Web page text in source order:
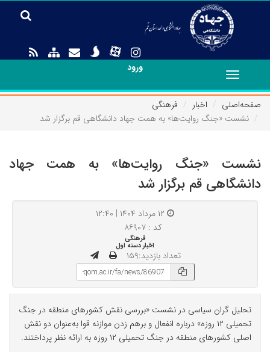
ورود
Toggle
navigation
صفحه‌اصلی
اخبار
فرهنگی
نشست «جنگ روایت‌ها» به همت جهاد دانشگاهی قم برگزار شد
نشست «جنگ روایت‌ها» به همت جهاد
دانشگاهی قم برگزار شد
کد : ۸۶۹۰۷
فرهنگی
اخبار دسته اول
تعداد بازدید:۱۵۹
تحلیل گران سیاسی در نشست «بررسی نقش کشورهای منطقه در جنگ
تحمیلی ۱۲ روزه» درباره انفعال و برهم زدن موازنه قوا به‌عنوان دو نقش
اصلی کشورهای منطقه در جنگ تحمیلی ۱۲ روزه به ارائه نظر پرداختند.